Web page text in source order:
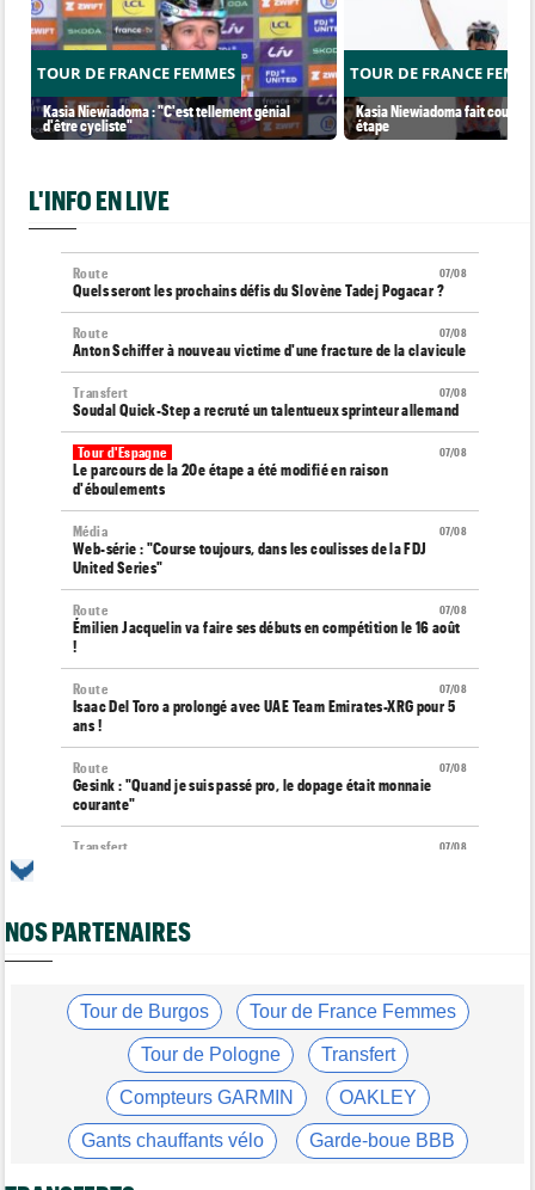
TOUR DE FRANCE FEMMES
Kasia Niewiadoma : "C'est tellement génial
d'être cycliste"
TOUR DE FRANCE
Kasia Niewiadoma fait coup
étape
L'INFO EN LIVE
07/08
Route
Quels seront les prochains défis du Slovène Tadej Pogacar ?
07/08
Route
Anton Schiffer à nouveau victime d'une fracture de la clavicule
07/08
Transfert
Soudal Quick-Step a recruté un talentueux sprinteur allemand
07/08
Tour d'Espagne
Le parcours de la 20e étape a été modifié en raison
d'éboulements
07/08
Média
Web-série : "Course toujours, dans les coulisses de la FDJ
United Series"
07/08
Route
Émilien Jacquelin va faire ses débuts en compétition le 16 août
!
07/08
Route
Isaac Del Toro a prolongé avec UAE Team Emirates-XRG pour 5
ans !
07/08
Route
Gesink : "Quand je suis passé pro, le dopage était monnaie
courante"
07/08
Transfert
Transfert
Lotto-Intermarché fait passer pro trois jeunes de sa formation
Kasia Niewiadoma : "C'est tellement génial d'être cycliste"
Tour de Burgos
Matthew Brennan : "Je me suis retrouvé un peu trop loin…"
Tour de Burgos
Matthew Brennan a remporté la 4e étape devant Pithie
Tour de France Femmes
NOS PARTENAIRES
Tour de Burgos Tour de France Femmes
Tour de Pologne Transfert
Compteurs GARMIN OAKLEY
Gants chauffants vélo Garde-boue BBB
Casque ABUS